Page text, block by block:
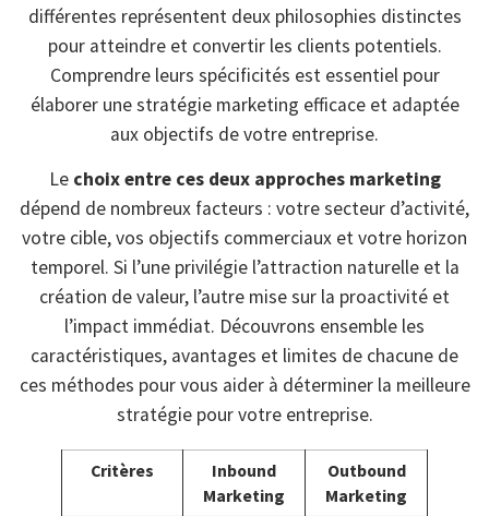
différentes représentent deux philosophies distinctes
pour atteindre et convertir les clients potentiels.
Comprendre leurs spécificités est essentiel pour
élaborer une stratégie marketing efficace et adaptée
aux objectifs de votre entreprise.
Le choix entre ces deux approches marketing
dépend de nombreux facteurs : votre secteur d’activité,
votre cible, vos objectifs commerciaux et votre horizon
temporel. Si l’une privilégie l’attraction naturelle et la
création de valeur, l’autre mise sur la proactivité et
l’impact immédiat. Découvrons ensemble les
caractéristiques, avantages et limites de chacune de
ces méthodes pour vous aider à déterminer la meilleure
stratégie pour votre entreprise.
Critères
Inbound
Marketing
Outbound
Marketing